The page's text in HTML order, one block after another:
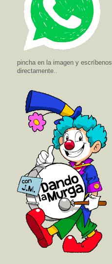
pincha en la imagen y escríbenos
directamente..